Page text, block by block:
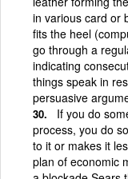
in various card or
fits the heel
go through a
indicating
things speak in
persuasive
If you do
process, you do
to it or makes it
plan of economic